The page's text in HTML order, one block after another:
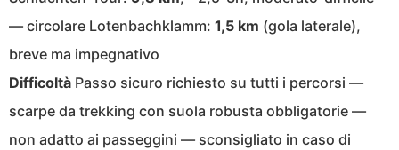
— circolare Lotenbachklamm: 1,5 km (gola laterale),
breve ma impegnativo
Difficoltà Passo sicuro richiesto su tutti i percorsi —
scarpe da trekking con suola robusta obbligatorie —
non adatto ai passeggini — sconsigliato in caso di